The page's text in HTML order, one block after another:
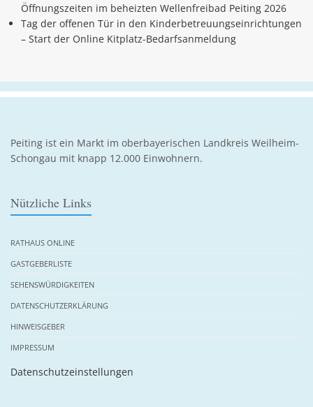
Öffnungszeiten im beheizten Wellenfreibad Peiting 2026
Tag der offenen Tür in den Kinderbetreuungseinrichtungen
– Start der Online Kitplatz-Bedarfsanmeldung
Peiting ist ein Markt im oberbayerischen Landkreis Weilheim-
Schongau mit knapp 12.000 Einwohnern.
Nützliche Links
RATHAUS ONLINE
GASTGEBERLISTE
SEHENSWÜRDIGKEITEN
DATENSCHUTZERKLÄRUNG
HINWEISGEBER
IMPRESSUM
Datenschutzeinstellungen